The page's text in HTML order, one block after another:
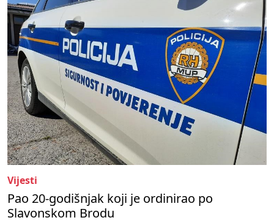
Vijesti
Pao 20-godišnjak koji je ordinirao po
Slavonskom Brodu